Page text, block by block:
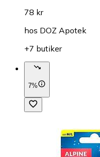
78 kr
hos DOZ Apotek
+7 butiker
7%